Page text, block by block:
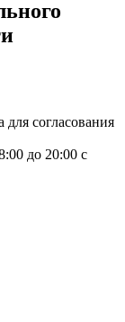
для согласования
до 20:00 с